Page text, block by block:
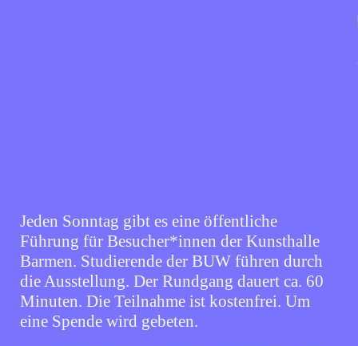
Jeden Sonntag gibt es eine öffentliche
Führung für Besucher*innen der Kunsthalle
Barmen. Studierende der BUW führen durch
die Ausstellung. Der Rundgang dauert ca. 60
Minuten. Die Teilnahme ist kostenfrei. Um
eine Spende wird gebeten.